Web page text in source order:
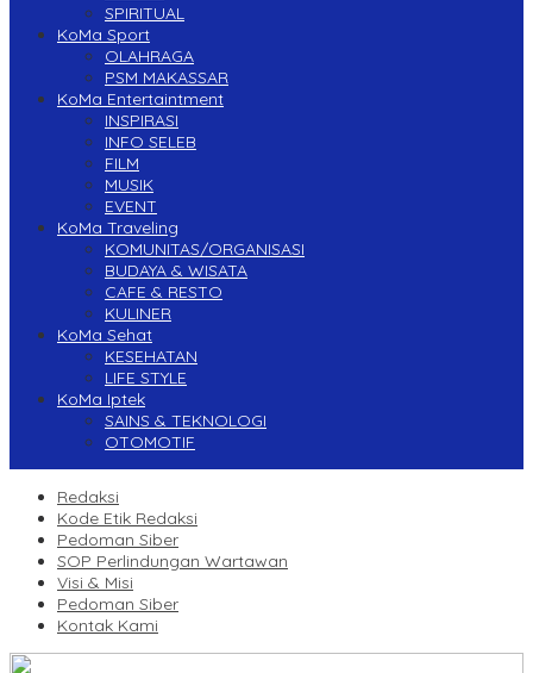
SPIRITUAL
KoMa Sport
OLAHRAGA
PSM MAKASSAR
KoMa Entertaintment
INSPIRASI
INFO SELEB
FILM
MUSIK
EVENT
KoMa Traveling
KOMUNITAS/ORGANISASI
BUDAYA & WISATA
CAFE & RESTO
KULINER
KoMa Sehat
KESEHATAN
LIFE STYLE
KoMa Iptek
SAINS & TEKNOLOGI
OTOMOTIF
Redaksi
Kode Etik Redaksi
Pedoman Siber
SOP Perlindungan Wartawan
Visi & Misi
Pedoman Siber
Kontak Kami